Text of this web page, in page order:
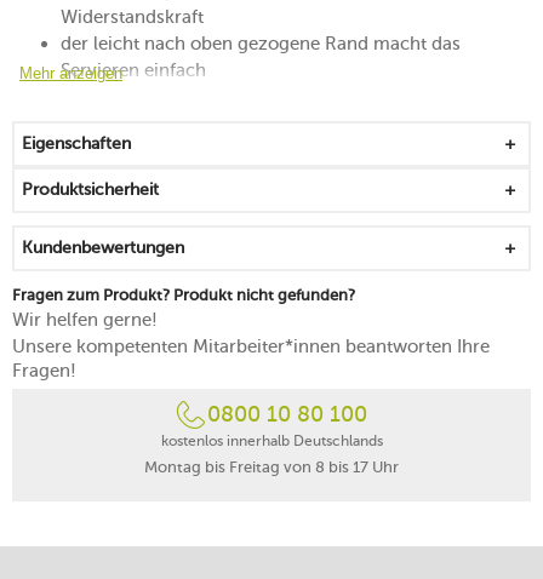
Widerstandskraft
der leicht nach oben gezogene Rand macht das
Servieren einfach
lässt sich nach Belieben mixen und matchen
mikrowellen-, backofen- und gefrierfachgeeignet
Mehr anzeigen
Eigenschaften
Produktsicherheit
Kundenbewertungen
Fragen zum Produkt? Produkt nicht gefunden?
Wir helfen gerne!
Unsere kompetenten Mitarbeiter*innen beantworten Ihre
Fragen!
0800 10 80 100
kostenlos innerhalb Deutschlands
Montag bis Freitag von 8 bis 17 Uhr